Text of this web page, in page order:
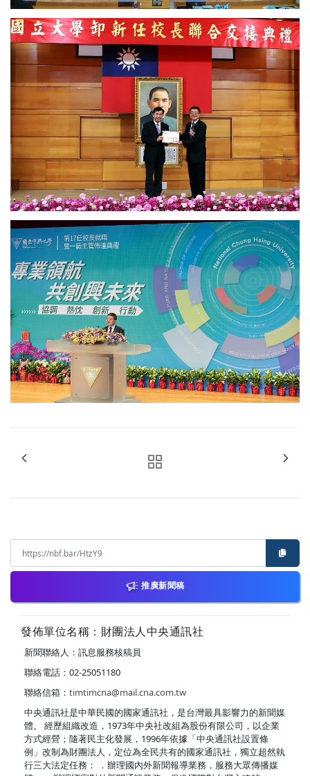
推廣新聞稿
發佈單位名稱：財團法人中央通訊社
新聞聯絡人：訊息服務核稿員
聯絡電話：02-25051180
聯絡信箱： timtimcna@mail.cna.com.tw
中央通訊社是中華民國的國家通訊社，是台灣最具影響力的新聞媒
體。 經歷組織改造，1973年中央社改組為股份有限公司，以企業
方式經營；隨著民主化發展，1996年依據「中央通訊社設置條
例」改制為財團法人，定位為全民共有的國家通訊社，獨立超然執
行三大法定任務： ．辦理國內外新聞報導業務，服務大眾傳播媒